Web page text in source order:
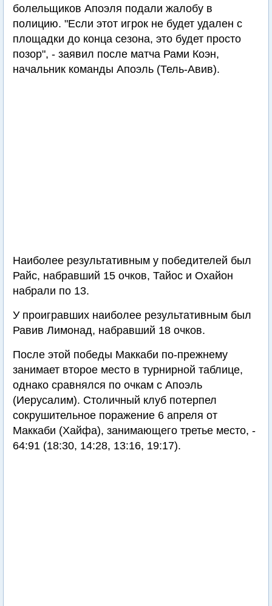
болельщиков Апоэля подали жалобу в
полицию. "Если этот игрок не будет удален с
площадки до конца сезона, это будет просто
позор", - заявил после матча Рами Коэн,
начальник команды Апоэль (Тель-Авив).
Наиболее результативным у победителей был
Райс, набравший 15 очков, Тайос и Охайон
набрали по 13.
У проигравших наиболее результативным был
Равив Лимонад, набравший 18 очков.
После этой победы Маккаби по-прежнему
занимает второе место в турнирной таблице,
однако сравнялся по очкам с Апоэль
(Иерусалим). Столичный клуб потерпел
сокрушительное поражение 6 апреля от
Маккаби (Хайфа), занимающего третье место, -
64:91 (18:30, 14:28, 13:16, 19:17).